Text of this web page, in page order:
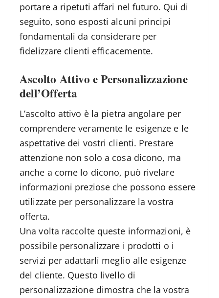
portare a ripetuti affari nel futuro. Qui di
seguito, sono esposti alcuni principi
fondamentali da considerare per
fidelizzare clienti efficacemente.
Ascolto Attivo e Personalizzazione
dell’Offerta
L’ascolto attivo è la pietra angolare per
comprendere veramente le esigenze e le
aspettative dei vostri clienti. Prestare
attenzione non solo a cosa dicono, ma
anche a come lo dicono, può rivelare
informazioni preziose che possono essere
utilizzate per personalizzare la vostra
offerta.
Una volta raccolte queste informazioni, è
possibile personalizzare i prodotti o i
servizi per adattarli meglio alle esigenze
del cliente. Questo livello di
personalizzazione dimostra che la vostra